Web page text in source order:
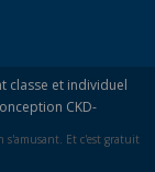
classe et individuel
CKD-
s'amusant. Et c'est gratuit